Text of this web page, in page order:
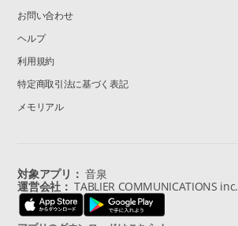
お問い合わせ
ヘルプ
利用規約
特定商取引法に基づく表記
メモリアル
対象アプリ： 音泉
運営会社： TABLIER COMMUNICATIONS inc.